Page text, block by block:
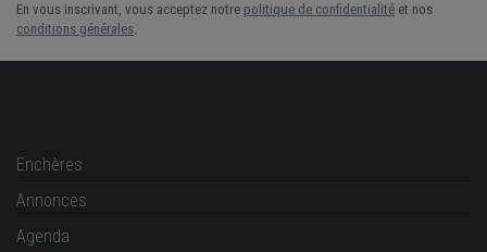
CHEVROLET
CORVETTE
En vous inscrivant, vous acceptez notre politique de confidentialité et nos
conditions générales.
Enchères
Annonces
Agenda